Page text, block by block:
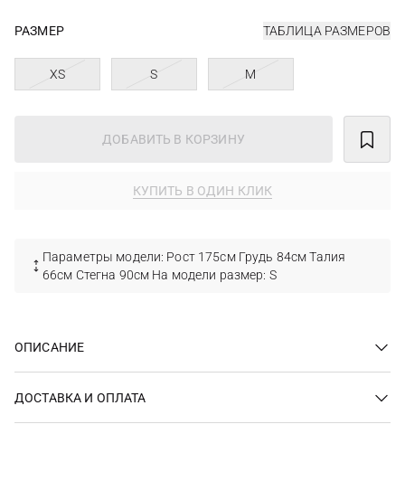
РАЗМЕР ТАБЛИЦА РАЗМЕРОВ
XS S M
ДОБАВИТЬ В КОРЗИНУ
КУПИТЬ В ОДИН КЛИК
Параметры модели: Рост 175см Грудь 84см Талия
66см Стегна 90см На модели размер: S
ОПИСАНИЕ
ДОСТАВКА И ОПЛАТА